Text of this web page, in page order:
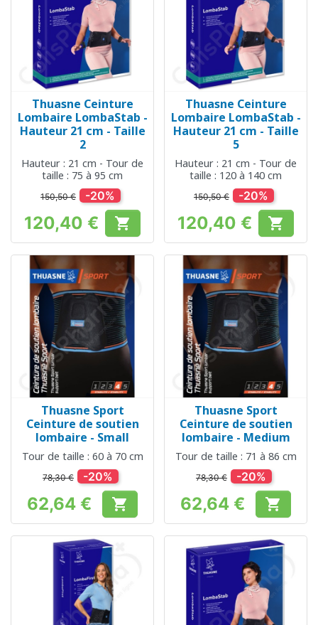
Thuasne Ceinture
Lombaire LombaStab -
Hauteur 21 cm - Taille
2
Hauteur : 21 cm - Tour de
taille : 75 à 95 cm
150,50 € -20%
Prix
120,40 € 
Thuasne Ceinture
Lombaire LombaStab -
Hauteur 21 cm - Taille
5
Hauteur : 21 cm - Tour de
taille : 120 à 140 cm
150,50 € -20%
Prix
120,40 € 
Thuasne Sport
Ceinture de soutien
lombaire - Small
Tour de taille : 60 à 70 cm
78,30 € -20%
Prix
62,64 € 
Thuasne Sport
Ceinture de soutien
lombaire - Medium
Tour de taille : 71 à 86 cm
78,30 € -20%
Prix
62,64 € 